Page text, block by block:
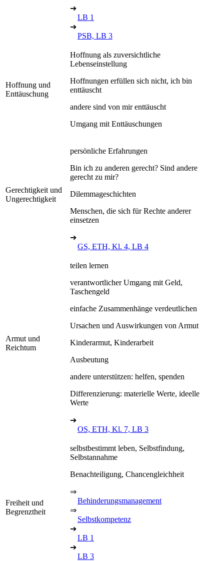
➔
LB 1
➔
PSB, LB 3
Hoffnung und
Enttäuschung
Hoffnung als zuversichtliche
Lebenseinstellung
Hoffnungen erfüllen sich nicht, ich bin
enttäuscht
andere sind von mir enttäuscht
Umgang mit Enttäuschungen
Gerechtigkeit und
Ungerechtigkeit
persönliche Erfahrungen
Bin ich zu anderen gerecht? Sind andere
gerecht zu mir?
Dilemmageschichten
Menschen, die sich für Rechte anderer
einsetzen
➔
GS, ETH, Kl. 4, LB 4
Armut und
Reichtum
teilen lernen
verantwortlicher Umgang mit Geld,
Taschengeld
einfache Zusammenhänge verdeutlichen
Ursachen und Auswirkungen von Armut
Kinderarmut, Kinderarbeit
Ausbeutung
andere unterstützen: helfen, spenden
Differenzierung: materielle Werte, ideelle
Werte
➔
OS, ETH, Kl. 7, LB 3
Freiheit und
Begrenztheit
selbstbestimmt leben, Selbstfindung,
Selbstannahme
Benachteiligung, Chancengleichheit
⇒
Behinderungsmanagement
⇒
Selbstkompetenz
➔
LB 1
➔
LB 3